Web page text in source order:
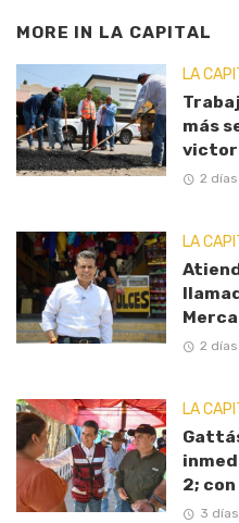
MORE IN LA CAPITAL
LA
más
2 días
LA
2 días
LA
2;
3